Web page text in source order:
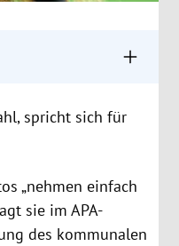
derspricht sich für
„nehmen einfach
sie im APA-
des kommunalen